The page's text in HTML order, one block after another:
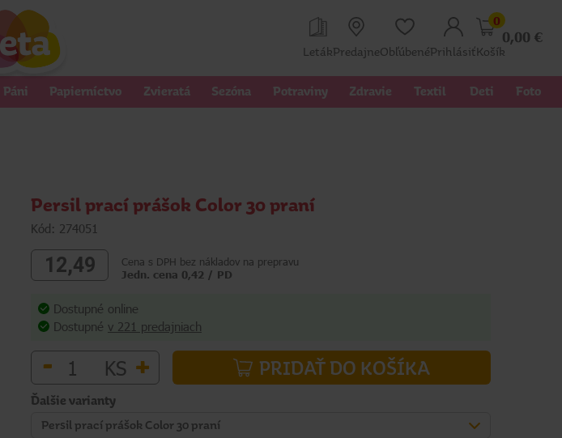
LetákPredajneObľúbenéPrihlásiť
0
0,00 €
Košík
Páni Papierníctvo Zvieratá Sezóna Potraviny Zdravie Textil Deti Foto
Persil prací prášok Color 30 praní
Kód: 274051
12,49
Cena s DPH bez nákladov na prepravu
Jedn. cena 0,42 / PD
Dostupné online
Dostupné v 221 predajniach
- KS + PRIDAŤ DO KOŠÍKA
Ďalšie varianty
Persil prací prášok Color 30 praní